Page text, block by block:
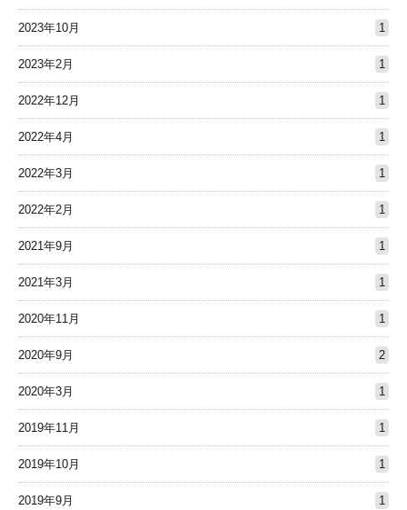
2023年10月 1
2023年2月 1
2022年12月 1
2022年4月 1
2022年3月 1
2022年2月 1
2021年9月 1
2021年3月 1
2020年11月 1
2020年9月 2
2020年3月 1
2019年11月 1
2019年10月 1
2019年9月 1